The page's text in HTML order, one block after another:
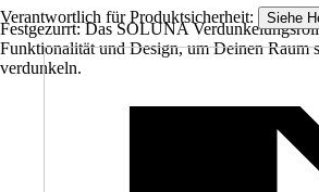
Festgezurrt: Das SOLUNA
Funktionalität und Design, um Deinen Raum
verdunkeln.
Verantwortlich für Produktsicherheit: Siehe